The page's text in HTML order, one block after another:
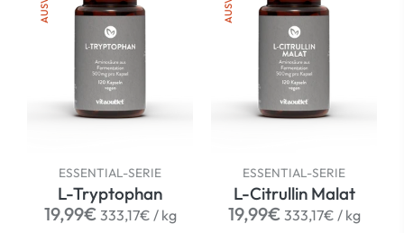
ESSENTIAL-SERIE
L-Tryptophan
Normaler
19,99€ 333,17€ / per
kg
ESSENTIAL-SERIE
L-Citrullin Malat
Normaler
19,99€ 333,17€ / per
kg